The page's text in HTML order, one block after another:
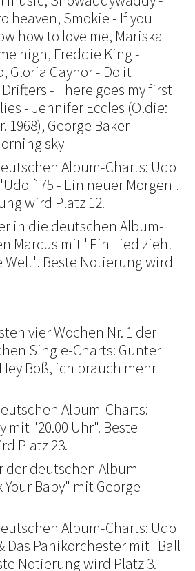
heaven, Smokie - If you
how to love me, Mariska
high, Freddie King -
Gloria Gaynor - Do it
- There goes my first
- Jennifer Eccles (Oldie:
1968), George Baker
sky
Album-Charts: Udo
`75 - Ein neuer Morgen".
wird Platz 12.
in die deutschen Album-
Marcus mit "Ein Lied zieht
Beste Notierung wird
vier Wochen Nr. 1 der
Single-Charts: Gunter
Boß, ich brauch mehr
Album-Charts:
mit "20.00 Uhr". Beste
Platz 23.
der deutschen Album-
Your Baby" mit George
Album-Charts: Udo
Das Panikorchester mit "Ball
Notierung wird Platz 3.